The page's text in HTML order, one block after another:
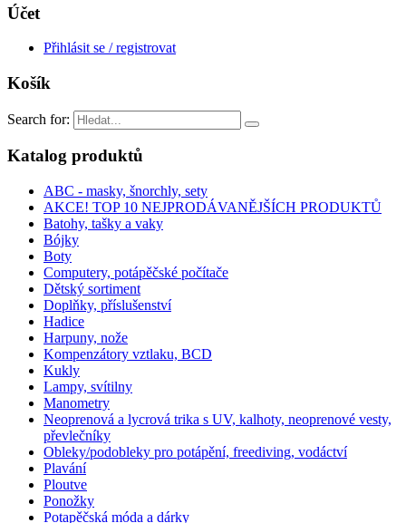
Účet
Přihlásit se / registrovat
Košík
Search for:
Katalog produktů
ABC - masky, šnorchly, sety
AKCE! TOP 10 NEJPRODÁVANĚJŠÍCH PRODUKTŮ
Batohy, tašky a vaky
Bójky
Boty
Computery, potápěčské počítače
Dětský sortiment
Doplňky, příslušenství
Hadice
Harpuny, nože
Kompenzátory vztlaku, BCD
Kukly
Lampy, svítilny
Manometry
Neoprenová a lycrová trika s UV, kalhoty, neoprenové vesty,
převlečníky
Obleky/podobleky pro potápění, freediving, vodáctví
Plavání
Ploutve
Ponožky
Potapěčská móda a dárky